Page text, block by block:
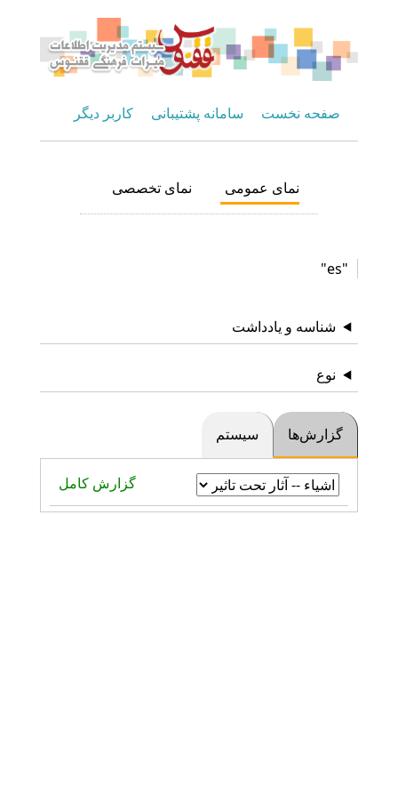
صفحه نخست سامانه پشتیبانی کاربر دیگر
نمای عمومی نمای تخصصی
"es"
شناسه و یادداشت
نوع
گزارش‌ها سیستم
گزارش کامل